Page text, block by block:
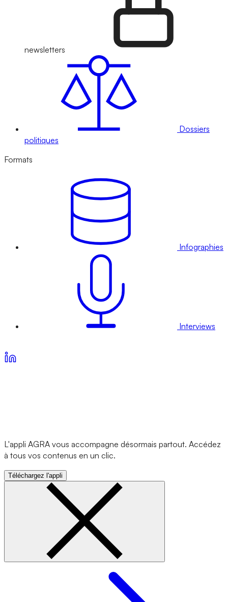
newsletters
Dossiers
politiques
Formats
Infographies
Interviews
L'appli AGRA vous accompagne désormais partout. Accédez
à tous vos contenus en un clic.
Téléchargez l'appli